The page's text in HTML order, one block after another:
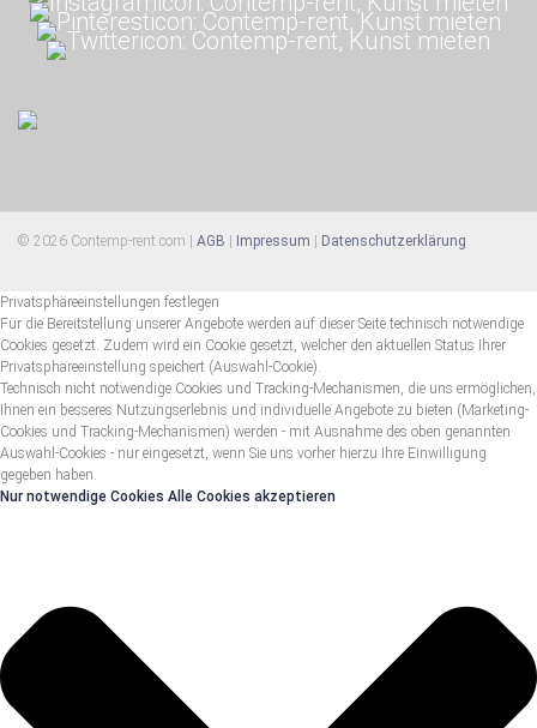
© 2026 Contemp-rent.com | AGB | Impressum | Datenschutzerklärung
Privatsphäreeinstellungen festlegen
Für die Bereitstellung unserer Angebote werden auf dieser Seite technisch notwendige
Cookies gesetzt. Zudem wird ein Cookie gesetzt, welcher den aktuellen Status Ihrer
Privatsphäreeinstellung speichert (Auswahl-Cookie).
Technisch nicht notwendige Cookies und Tracking-Mechanismen, die uns ermöglichen,
Ihnen ein besseres Nutzungserlebnis und individuelle Angebote zu bieten (Marketing-
Cookies und Tracking-Mechanismen) werden - mit Ausnahme des oben genannten
Auswahl-Cookies - nur eingesetzt, wenn Sie uns vorher hierzu Ihre Einwilligung
gegeben haben.
Nur notwendige Cookies Alle Cookies akzeptieren